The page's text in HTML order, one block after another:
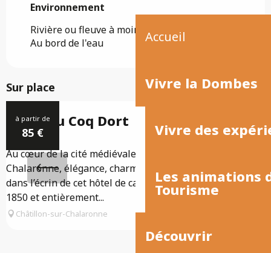
Accueil
Vivre la Dombes
Vivre des
Les animations
Tourisme
Découvrir
Environnement
Environnement
Rivière ou fleuve à moins de 300 m
Au bord de l'eau
Sur place
à partir de
85 €
Hôtel au Coq Dort
Au cœur de la cité médiévale de Chatillon sur
Chalaronne, élégance, charme et histoire se devinent
dans l’écrin de cet hôtel de campagne construit en
1850 et entièrement...
Châtillon-sur-Chalaronne